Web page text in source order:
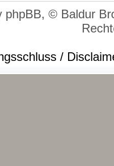
phpBB, © Baldur
/